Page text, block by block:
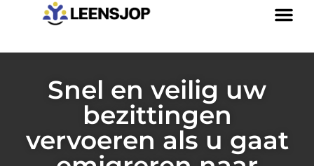
Snel en veilig uw
bezittingen
vervoeren als u gaat